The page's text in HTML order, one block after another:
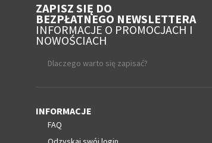
ZAPISZ SIĘ DO
BEZPŁATNEGO NEWSLETTERA
INFORMACJE O PROMOCJACH I
NOWOŚCIACH
Dlaczego warto się zapisać?
INFORMACJE
FAQ